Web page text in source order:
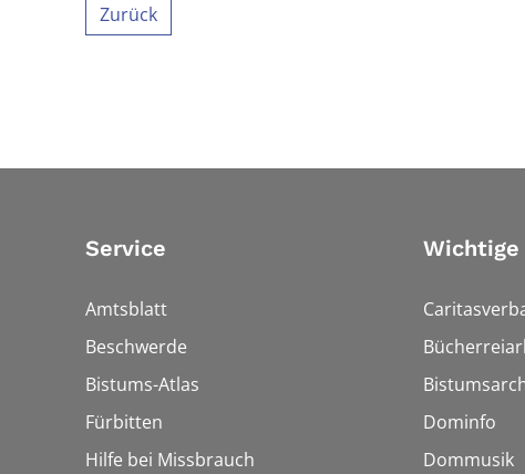
Zurück
Service
Amtsblatt
Beschwerde
Bistums-Atlas
Fürbitten
Hilfe bei Missbrauch
Wichtige
Dominfo
Dommusik